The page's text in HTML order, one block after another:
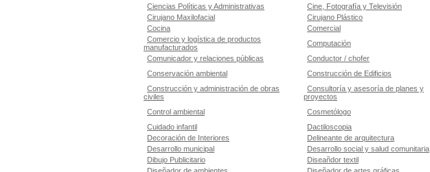
Ciencias Políticas y Administrativas
Cine, Fotografía y Televisión
Cirujano Maxilofacial
Cirujano Plástico
Cocina
Comercial
Comercio y logística de productos
manufacturados
Computación
Comunicador y relaciones públicas
Conductor / chofer
Conservación ambiental
Construcción de Edificios
Construcción y administración de obras
civiles
Consultoría y asesoría de planes y
proyectos
Control ambiental Cosmetólogo
Cuidado infantil
Dactiloscopia
Decoración de Interiores
Delineante de arquitectura
Desarrollo municipal
Desarrollo social y salud comunitaria
Dibujo Publicitario
Diseañdor textil